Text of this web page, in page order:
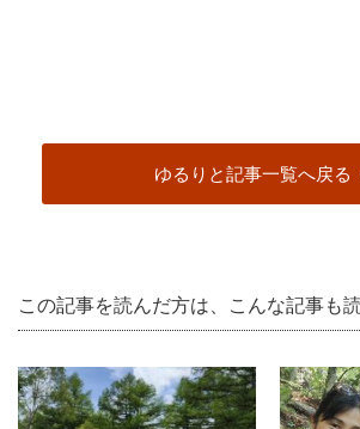
ゆるりと記事一覧へ戻る
この記事を読んだ方は、こんな記事も